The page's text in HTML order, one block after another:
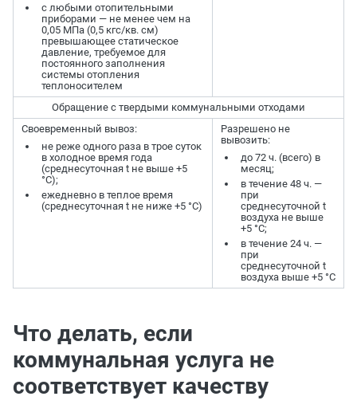
с любыми отопительными
приборами — не менее чем на
0,05 МПа (0,5 кгс/кв. см)
превышающее статическое
давление, требуемое для
постоянного заполнения
системы отопления
теплоносителем
Обращение с твердыми коммунальными отходами
Своевременный вывоз:
не реже одного раза в трое суток
в холодное время года
(среднесуточная t не выше +5
°C);
ежедневно в теплое время
(среднесуточная t не ниже +5 °C)
Разрешено не
вывозить:
до 72 ч. (всего) в
месяц;
в течение 48 ч. —
при
среднесуточной t
воздуха не выше
+5 °C;
в течение 24 ч. —
при
среднесуточной t
воздуха выше +5 °C
Что делать, если
коммунальная услуга не
соответствует качеству